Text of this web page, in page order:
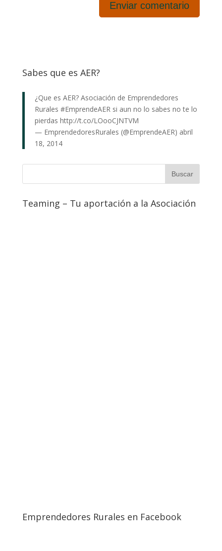
Sabes que es AER?
¿Que es AER? Asociación de Emprendedores
Rurales #EmprendeAER si aun no lo sabes no te lo
pierdas http://t.co/LOooCJNTVM
— EmprendedoresRurales (@EmprendeAER) abril
18, 2014
Teaming – Tu aportación a la Asociación
Emprendedores Rurales en Facebook